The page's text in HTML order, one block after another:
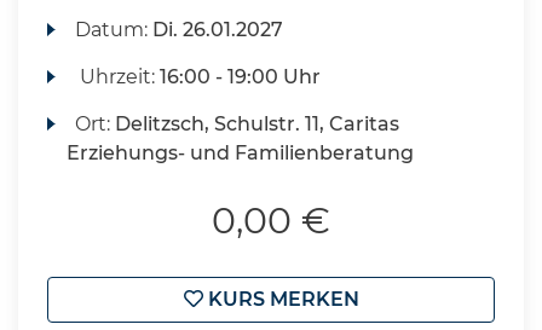
Datum: Di. 26.01.2027
Uhrzeit:16:00 - 19:00 Uhr
Ort: Delitzsch, Schulstr. 11, Caritas
Erziehungs- und Familienberatung
0,00 €
KURS MERKEN